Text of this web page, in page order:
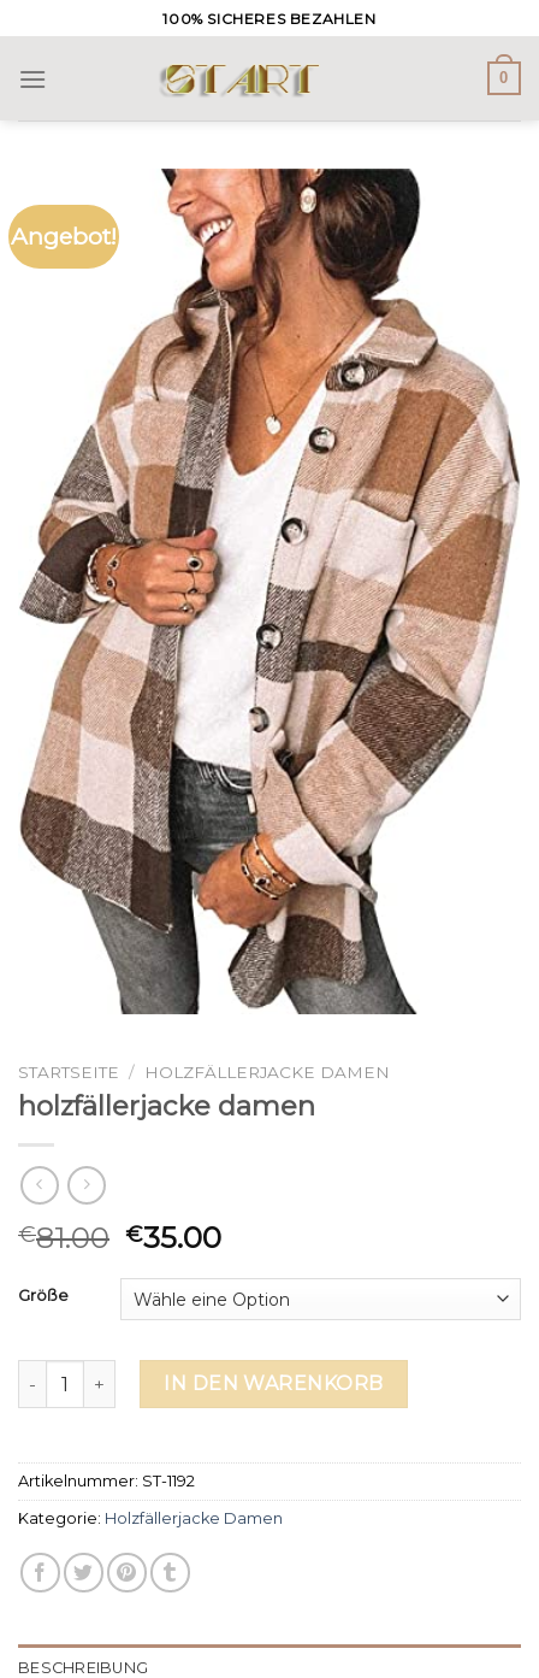
to
content
100% SICHERES BEZAHLEN
0
Angebot!
STARTSEITE / HOLZFÄLLERJACKE DAMEN
holzfällerjacke damen
€81.00 €35.00
Größe
holzfällerjacke damen MengeIN DEN WARENKORB
Artikelnummer: ST-1192
Kategorie: Holzfällerjacke Damen
BESCHREIBUNG